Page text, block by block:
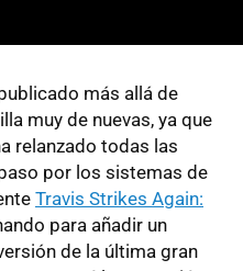
más allá de
muy de nuevas, ya que
relanzado todas las
por los sistemas de
Travis Strikes Again:
para añadir un
de la última gran